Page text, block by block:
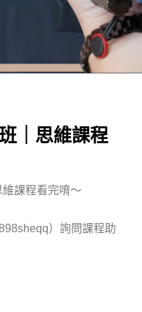
｜思維課程
課程看完唷～
）詢問課程助